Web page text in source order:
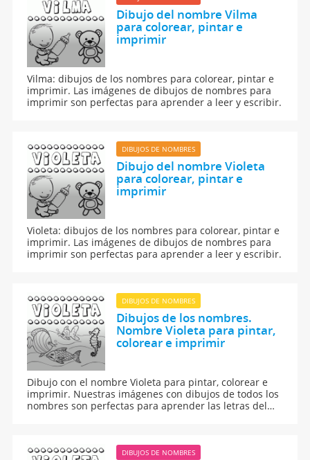
Dibujo del nombre Vilma
para colorear, pintar e
imprimir
Vilma: dibujos de los nombres para colorear, pintar e
imprimir. Las imágenes de dibujos de nombres para
imprimir son perfectas para aprender a leer y escribir.
DIBUJOS DE NOMBRES
Dibujo del nombre Violeta
para colorear, pintar e
imprimir
Violeta: dibujos de los nombres para colorear, pintar e
imprimir. Las imágenes de dibujos de nombres para
imprimir son perfectas para aprender a leer y escribir.
DIBUJOS DE NOMBRES
Dibujos de los nombres.
Nombre Violeta para pintar,
colorear e imprimir
Dibujo con el nombre Violeta para pintar, colorear e
imprimir. Nuestras imágenes con dibujos de todos los
nombres son perfectas para aprender las letras del
DIBUJOS DE NOMBRES